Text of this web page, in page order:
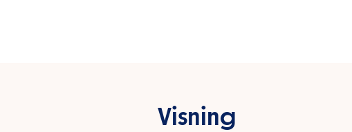
Visning